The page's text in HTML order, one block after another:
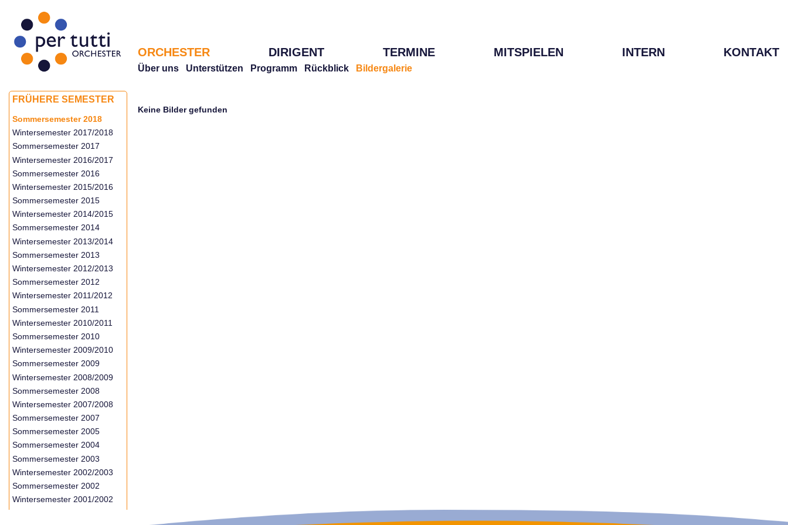
ORCHESTER DIRIGENT TERMINE MITSPIELEN INTERN KONTAKT
Über uns Unterstützen Programm Rückblick Bildergalerie
Keine Bilder gefunden
FRÜHERE SEMESTER
Sommersemester 2018
Wintersemester 2017/2018
Sommersemester 2017
Wintersemester 2016/2017
Sommersemester 2016
Wintersemester 2015/2016
Sommersemester 2015
Wintersemester 2014/2015
Sommersemester 2014
Wintersemester 2013/2014
Sommersemester 2013
Wintersemester 2012/2013
Sommersemester 2012
Wintersemester 2011/2012
Sommersemester 2011
Wintersemester 2010/2011
Sommersemester 2010
Wintersemester 2009/2010
Sommersemester 2009
Wintersemester 2008/2009
Sommersemester 2008
Wintersemester 2007/2008
Sommersemester 2007
Sommersemester 2005
Sommersemester 2004
Sommersemester 2003
Wintersemester 2002/2003
Sommersemester 2002
Wintersemester 2001/2002